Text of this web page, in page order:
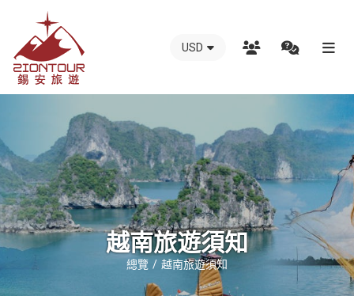
越
安
國
際
旅
行
社
USD
越南旅遊須知
總覽 越南旅遊須知